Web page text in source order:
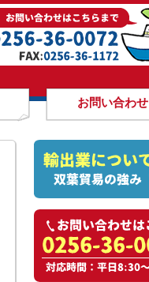
お問い合わせ